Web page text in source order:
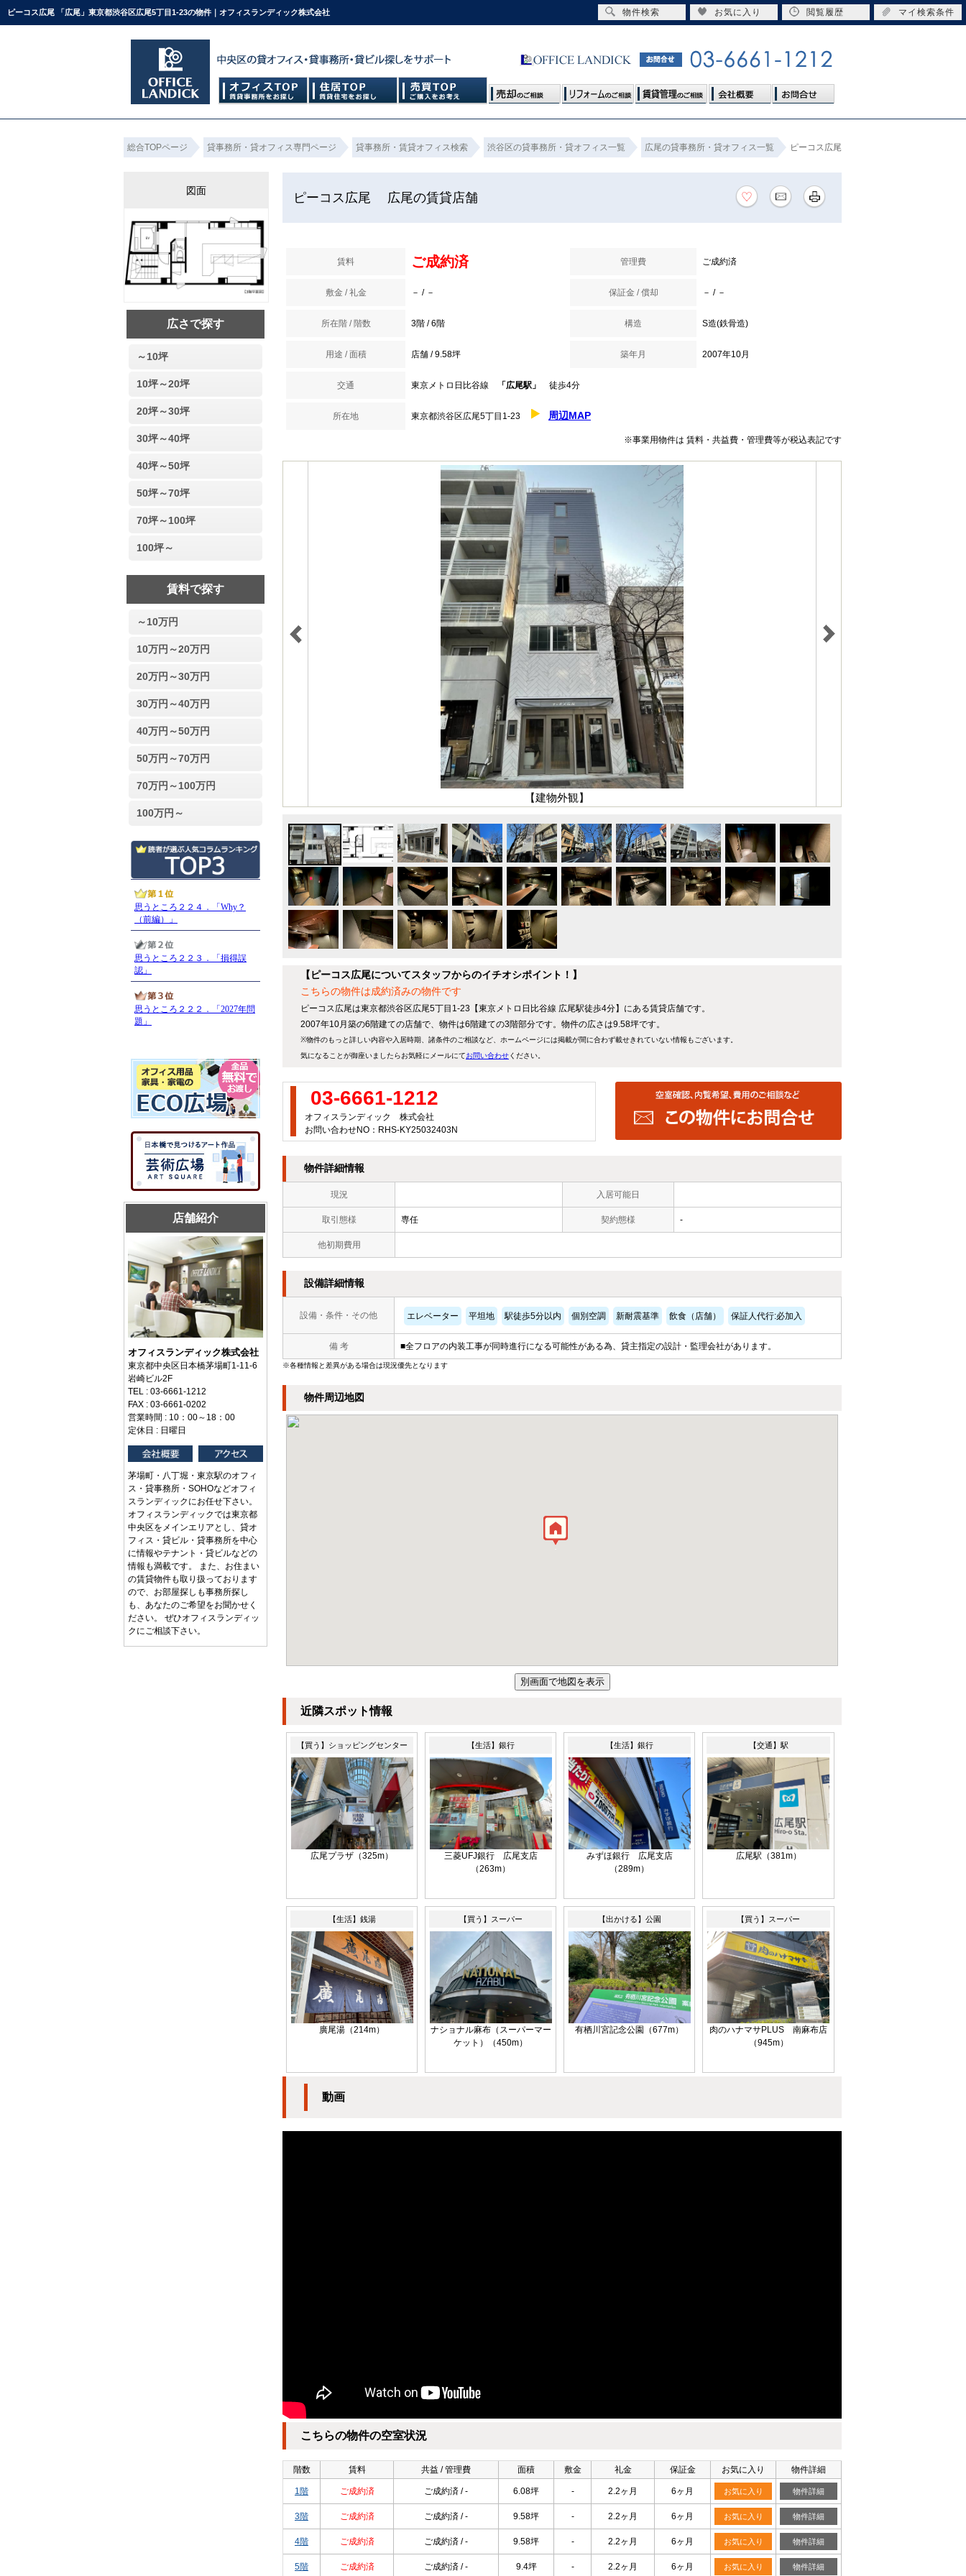
ピーコス広尾 「広尾」東京都渋谷区広尾5丁目1-23の物件｜オフィスランディック株式会社
総合TOPページ 貸事務所・貸オフィス専門ページ 貸事務所・賃貸オフィス検索 渋谷区の貸事務所・貸オフィス一覧 広尾の貸事務所・貸オフィス一覧 ピーコス広尾
ピーコス広尾 広尾の賃貸店舗
賃料 ご成約済 管理費 ご成約済
敷金 / 礼金 － / － 保証金 / 償却 － / －
所在階 / 階数 3階 / 6階 構造 S造(鉄骨造)
用途 / 面積 店舗 / 9.58坪 築年月 2007年10月
交通 東京メトロ日比谷線 「広尾駅」 徒歩4分
所在地 東京都渋谷区広尾5丁目1-23 周辺MAP
※事業用物件は 賃料・共益費・管理費等が税込表記です
【建物外観】
【ピーコス広尾についてスタッフからのイチオシポイント！】
こちらの物件は成約済みの物件です
ピーコス広尾は東京都渋谷区広尾5丁目1-23【東京メトロ日比谷線 広尾駅徒歩4分】にある賃貸店舗です。
2007年10月築の6階建ての店舗で、物件は6階建ての3階部分です。物件の広さは9.58坪です。
※物件のもっと詳しい内容や入居時期、諸条件のご相談など、ホームページには掲載が間に合わず載せきれていない情報もございます。
気になることが御座いましたらお気軽にメールにてお問い合わせください。
03-6661-1212
オフィスランディック 株式会社
お問い合わせNO：RHS-KY25032403N
物件詳細情報
現況 入居可能日
取引態様 専任 契約態様 -
他初期費用
設備詳細情報
設備・条件・その他 エレベーター 平坦地 駅徒歩5分以内 個別空調 新耐震基準 飲食（店舗） 保証人代行:必加入
備 考 ■全フロアの内装工事が同時進行になる可能性がある為、貸主指定の設計・監理会社があります。
※各種情報と差異がある場合は現況優先となります
物件周辺地図
近隣スポット情報
【買う】ショッピングセンター
広尾プラザ（325m）
【生活】銀行
三菱UFJ銀行 広尾支店
（263m）
【生活】銀行
みずほ銀行 広尾支店
（289m）
【交通】駅
広尾駅（381m）
【生活】銭湯
廣尾湯（214m）
【買う】スーパー
ナショナル麻布（スーパーマー
ケット）（450m）
【出かける】公園
有栖川宮記念公園（677m）
【買う】スーパー
肉のハナマサPLUS 南麻布店
（945m）
動画
こちらの物件の空室状況
階数 賃料 共益 / 管理費 面積 敷金 礼金 保証金 お気に入り 物件詳細
1階 ご成約済 ご成約済 / - 6.08坪 - 2.2ヶ月 6ヶ月 お気に入り 物件詳細
3階 ご成約済 ご成約済 / - 9.58坪 - 2.2ヶ月 6ヶ月 お気に入り 物件詳細
4階 ご成約済 ご成約済 / - 9.58坪 - 2.2ヶ月 6ヶ月 お気に入り 物件詳細
5階 ご成約済 ご成約済 / - 9.4坪 - 2.2ヶ月 6ヶ月 お気に入り 物件詳細
図面
広さで探す
～10坪
10坪～20坪
20坪～30坪
30坪～40坪
40坪～50坪
50坪～70坪
70坪～100坪
100坪～
賃料で探す
～10万円
10万円～20万円
20万円～30万円
30万円～40万円
40万円～50万円
50万円～70万円
70万円～100万円
100万円～
店舗紹介
オフィスランディック株式会社
東京都中央区日本橋茅場町1-11-6
岩崎ビル2F
TEL : 03-6661-1212
FAX : 03-6661-0202
営業時間 : 10：00～18：00
定休日 : 日曜日
茅場町・八丁堀・東京駅のオフィ
ス・貸事務所・SOHOなどオフィ
スランディックにお任せ下さい。
オフィスランディックでは東京都
中央区をメインエリアとし、貸オ
フィス・貸ビル・貸事務所を中心
に情報やテナント・貸ビルなどの
情報も満載です。 また、お住まい
の賃貸物件も取り扱っております
ので、お部屋探しも事務所探し
も、あなたのご希望をお聞かせく
ださい。 ぜひオフィスランディッ
クにご相談下さい。
物件検索 お気に入り 閲覧履歴 マイ検索条件